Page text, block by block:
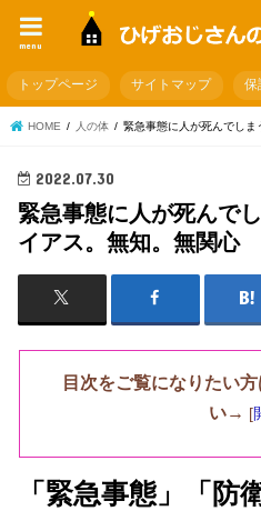
menu
トップページ サイトマップ 保
HOME 人の体 緊急事態に人が死んでし
2022.07.30
緊急事態に人が死んで
イアス。無知。無関心
目次をご覧になりたい
い→ [
「緊急事態」「防